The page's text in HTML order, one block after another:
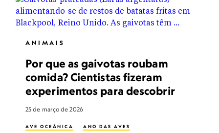
ANIMAIS
Por que as gaivotas roubam
comida? Cientistas fizeram
experimentos para descobrir
25 de março de 2026
AVE OCEÂNICA
ANO DAS AVES